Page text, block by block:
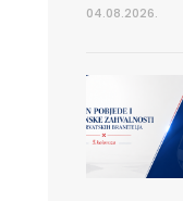
04.08.2026.